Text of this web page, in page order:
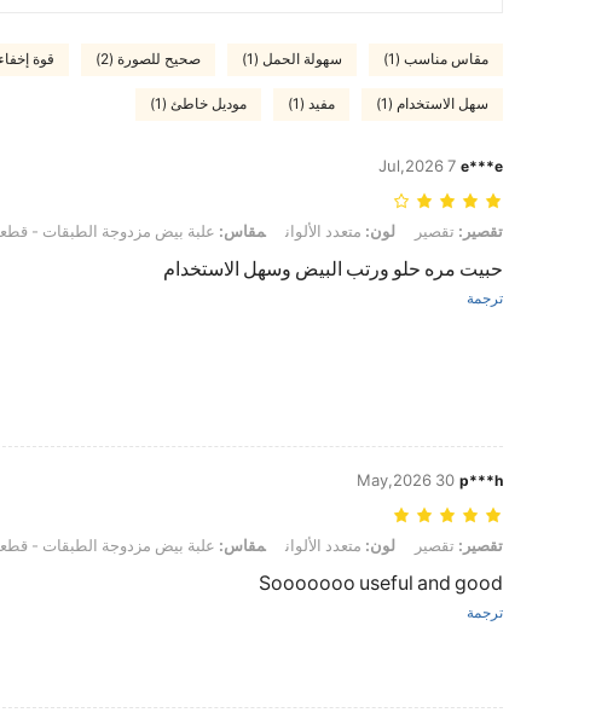
مقاس مناسب (1) سهولة الحمل (1) صحيح للصورة (2) قوة
سهل الاستخدام (1) مفيد (1) موديل خاطئ (1)
e***e
7 Jul,2026
تقصير: تقصير, لون: متعدد الألوان, مقاس: علبة بيض مزدوجة الطبقات - قطعة واحدة
تقصير: تقصير لون: متعدد الألوان مقاس: علبة بيض مزدوجة الطبقات -
حبيت مره حلو ورتب البيض وسهل الاستخدام
ترجمة
p***h
30 May,2026
تقصير: تقصير, لون: متعدد الألوان, مقاس: علبة بيض مزدوجة الطبقات - قطعة واحدة
تقصير: تقصير لون: متعدد الألوان مقاس: علبة بيض مزدوجة الطبقات -
Sooooooo useful and good
ترجمة